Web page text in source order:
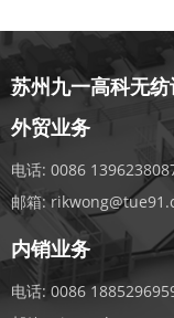
苏州九一高科无
外贸业务
电话: 0086
邮箱:
内销业务
电话: 0086